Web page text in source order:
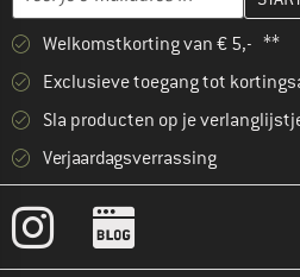
Welkomstkorting van € 5,- **
Exclusieve toegang tot
Sla producten op je
Verjaardagsverrassing